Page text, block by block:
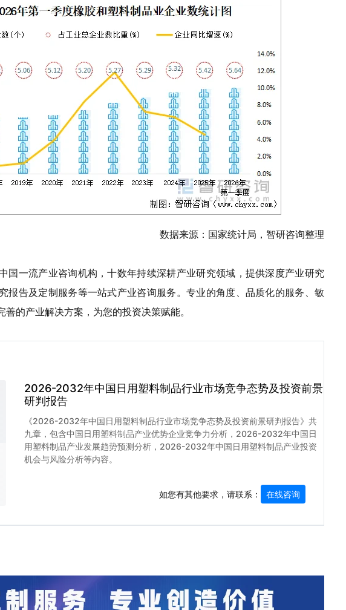
数据来源：国家统计局，智研咨询整理
国一流产业咨询机构，十数年持续深耕产业研究领域，提供深度产业研究
报告及定制服务等一站式产业咨询服务。专业的角度、品质化的服务、敏
的产业解决方案，为您的投资决策赋能。
2026-2032年中国日用塑料制品行业市场竞争态势及投资前景
研判报告
《2026-2032年中国日用塑料制品行业市场竞争态势及投资前景研判报告》共
九章，包含中国日用塑料制品产业优势企业竞争力分析，2026-2032年中国日
用塑料制品产业发展趋势预测分析，2026-2032年中国日用塑料制品产业投资
机会与风险分析等内容。
如您有其他要求，请联系： 在线咨询